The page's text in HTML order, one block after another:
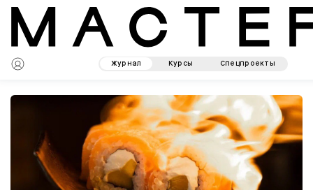
Журнал Курсы Спецпроекты